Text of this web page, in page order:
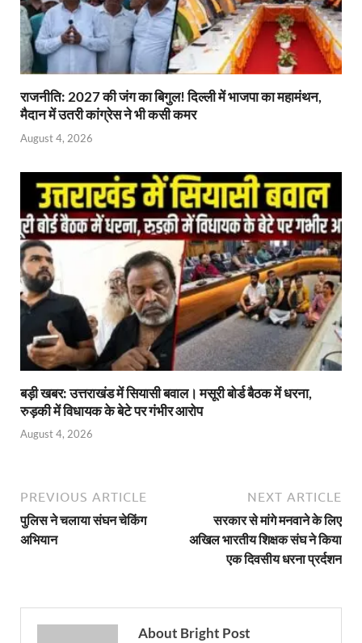
राजनीति: 2027 की जंग का बिगुल! दिल्ली में भाजपा का महामंथन,
मैदान में उतरी कांग्रेस ने भी कसी कमर
August 4, 2026
बड़ी खबर: उत्तराखंड में सियासी बवाल। मसूरी बोर्ड बैठक में धरना,
रुड़की में विधायक के बेटे पर गंभीर आरोप
August 4, 2026
PREVIOUS ARTICLE
पुलिस ने चलाया संघन चेकिंग
अभियान
NEXT ARTICLE
सरकार से मांगे मनवाने के लिए
अखिल भारतीय शिक्षक संघ ने किया
एक दिवसीय धरना प्रर्दशन
About Bright Post